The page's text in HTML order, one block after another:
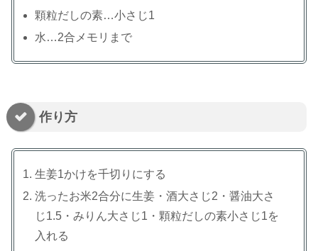
顆粒だしの素…小さじ1
水…2合メモリまで
作り方
生姜1かけを千切りにする
洗ったお米2合分に生姜・酒大さじ2・醤油大さ
じ1.5・みりん大さじ1・顆粒だしの素小さじ1を
入れる